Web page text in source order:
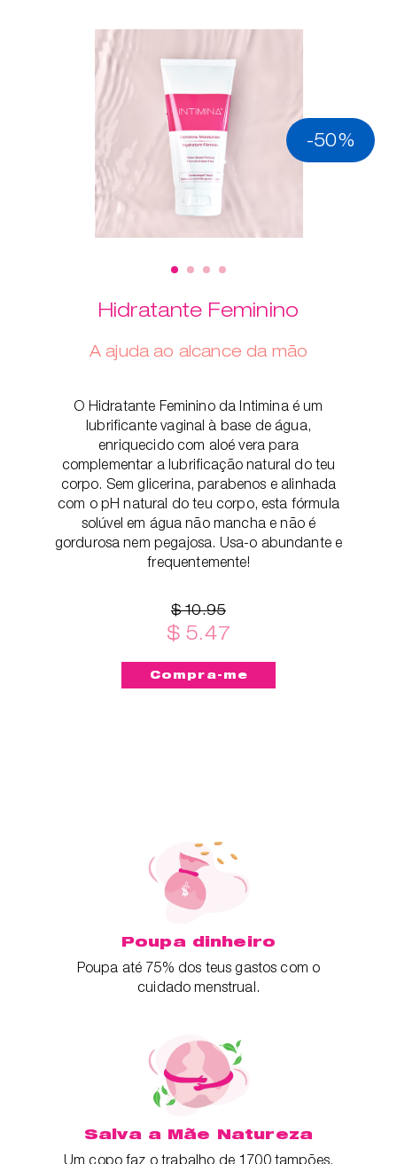
-50%
Hidratante Feminino
A ajuda ao alcance da mão
O Hidratante Feminino da Intimina é um
lubrificante vaginal à base de água,
enriquecido com aloé vera para
complementar a lubrificação natural do teu
corpo. Sem glicerina, parabenos e alinhada
com o pH natural do teu corpo, esta fórmula
solúvel em água não mancha e não é
gordurosa nem pegajosa. Usa-o abundante e
frequentemente!
$ 10.95
$ 5.47
Poupa dinheiro
Poupa até 75% dos teus gastos com o
cuidado menstrual.
Salva a Mãe Natureza
Um copo faz o trabalho de 1700 tampões.